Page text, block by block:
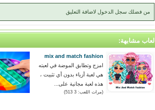
من فضلك سجل الدخول لاضافة التعليق
العاب مشابهة:
mix and match fashion
امزج وتطابق الموضة في لعبته
هي لعبة أزياء بدون أي تثبيت ،
هذه لعبة مجانية على...
(مرات اللعب: 3 513)